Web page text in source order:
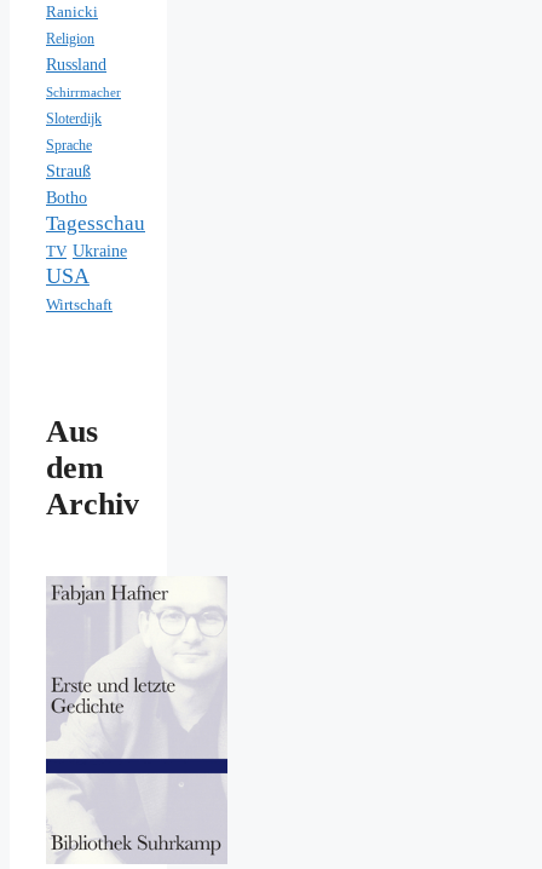
Ranicki
Religion
Russland
Schirrmacher
Sloterdijk
Sprache
Strauß
Botho
Tagesschau
TV Ukraine
USA
Wirtschaft
Aus
dem
Archiv